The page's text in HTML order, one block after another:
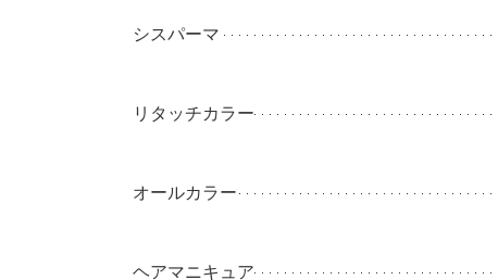
シスパーマ
リタッチカラー
オールカラー
ヘアマニキュア